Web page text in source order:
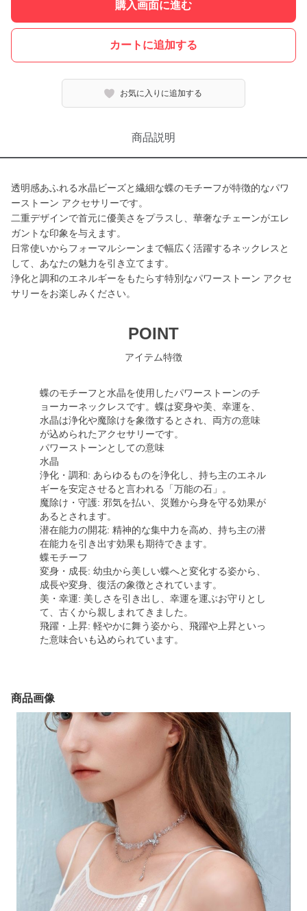
購入画面に進む
カートに追加する
お気に入りに追加する
商品説明
透明感あふれる水晶ビーズと繊細な蝶のモチーフが特徴的なパワ
ーストーン アクセサリーです。
二重デザインで首元に優美さをプラスし、華奢なチェーンがエレ
ガントな印象を与えます。
日常使いからフォーマルシーンまで幅広く活躍するネックレスと
して、あなたの魅力を引き立てます。
浄化と調和のエネルギーをもたらす特別なパワーストーン アクセ
サリーをお楽しみください。
POINT
アイテム特徴
蝶のモチーフと水晶を使用したパワーストーンのチ
ョーカーネックレスです。蝶は変身や美、幸運を、
水晶は浄化や魔除けを象徴するとされ、両方の意味
が込められたアクセサリーです。
パワーストーンとしての意味
水晶
浄化・調和: あらゆるものを浄化し、持ち主のエネル
ギーを安定させると言われる「万能の石」。
魔除け・守護: 邪気を払い、災難から身を守る効果が
あるとされます。
潜在能力の開花: 精神的な集中力を高め、持ち主の潜
在能力を引き出す効果も期待できます。
蝶モチーフ
変身・成長: 幼虫から美しい蝶へと変化する姿から、
成長や変身、復活の象徴とされています。
美・幸運: 美しさを引き出し、幸運を運ぶお守りとし
て、古くから親しまれてきました。
飛躍・上昇: 軽やかに舞う姿から、飛躍や上昇といっ
た意味合いも込められています。
商品画像